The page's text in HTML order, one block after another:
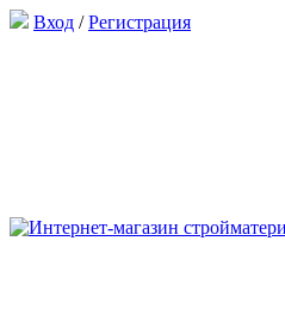
Вход /Регистрация